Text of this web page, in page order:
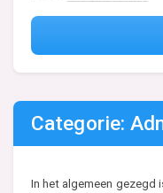
Categorie:
In het algemeen gezegd